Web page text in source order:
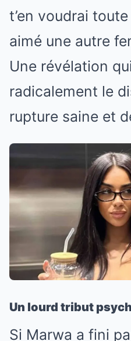
t’en voudrai
aimé une autre
Une révélation
radicalement le
rupture saine et
Un lourd tribut
Si Marwa a fini